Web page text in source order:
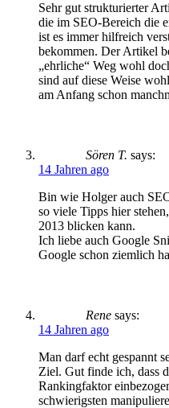
Sehr gut strukturierter
die im SEO-Bereich die
ist es immer hilfreich
bekommen. Der Artikel
„ehrliche“ Weg wohl
sind auf diese Weise
am Anfang schon
Sören T. says:
14 Jahren ago
Bin wie Holger auch
so viele Tipps hier
2013 blicken kann.
Ich liebe auch Google
Google schon ziemlich
Rene says:
14 Jahren ago
Man darf echt gespannt
Ziel. Gut finde ich, dass
Rankingfaktor
schwierigsten